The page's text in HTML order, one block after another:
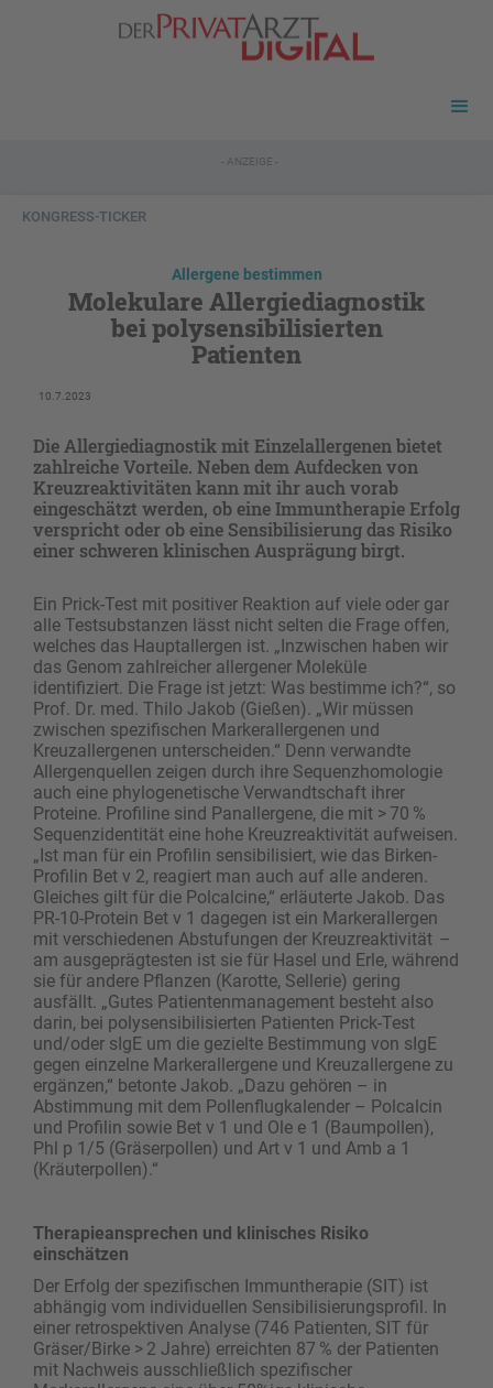
- ANZEIGE -
KONGRESS-TICKER
Allergene bestimmen
Molekulare Allergiediagnostik
bei polysensibilisierten
Patienten
10.7.2023
Die Allergiediagnostik mit Einzelallergenen bietet
zahlreiche Vorteile. Neben dem Aufdecken von
Kreuzreaktivitäten kann mit ihr auch vorab
eingeschätzt werden, ob eine Immuntherapie Erfolg
verspricht oder ob eine Sensibilisierung das Risiko
einer schweren klinischen Ausprägung birgt.
Ein Prick-Test mit positiver Reaktion auf viele oder gar
alle Testsubstanzen lässt nicht selten die Frage offen,
welches das Hauptallergen ist. „Inzwischen haben wir
das Genom zahlreicher allergener Moleküle
identifiziert. Die Frage ist jetzt: Was bestimme ich?“, so
Prof. Dr. med. Thilo Jakob (Gießen). „Wir müssen
zwischen spezifischen Markerallergenen und
Kreuzallergenen unterscheiden.“ Denn verwandte
Allergenquellen zeigen durch ihre Sequenzhomologie
auch eine phylogenetische Verwandtschaft ihrer
Proteine. Profiline sind Panallergene, die mit > 70 %
Sequenzidentität eine hohe Kreuzreaktivität aufweisen.
„Ist man für ein Profilin sensibilisiert, wie das Birken-
Profilin Bet v 2, reagiert man auch auf alle anderen.
Gleiches gilt für die Polcalcine,“ erläuterte Jakob. Das
PR-10-Protein Bet v 1 dagegen ist ein Markerallergen
mit verschiedenen Abstufungen der Kreuzreaktivität –
am ausgeprägtesten ist sie für Hasel und Erle, während
sie für andere Pflanzen (Karotte, Sellerie) gering
ausfällt. „Gutes Patientenmanagement besteht also
darin, bei polysensi­bilisierten Patienten Prick-Test
und/oder sIgE um die gezielte Bestimmung von sIgE
gegen einzelne ­Markerallergene und Kreuzallergene zu
ergänzen,“ betonte Jakob. „Dazu gehören – in
Abstimmung mit dem Pollenflugkalender – Polcalcin
und Profilin sowie Bet v 1 und Ole e 1 (Baumpollen),
Phl p 1/5 (Gräser­pollen) und Art v 1 und Amb a 1
(Kräuterpollen).“
Therapieansprechen und klinisches Risiko
einschätzen
Der Erfolg der spezifischen Immuntherapie (SIT) ist
abhängig vom individuellen Sensibilisierungsprofil. In
einer retrospektiven Analyse (746 Patienten, SIT für
Gräser/Birke > 2 Jahre) erreichten 87 % der Patienten
mit Nachweis ausschließlich spezifischer